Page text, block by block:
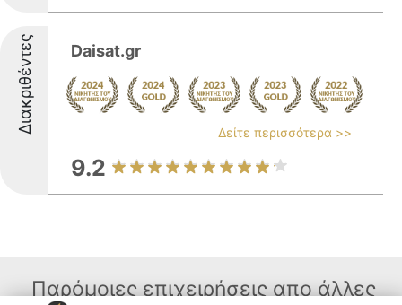
Διακριθέντες Daisat.gr
Δείτε περισσότερα >>
9.2
Παρόμοιες επιχειρήσεις απο άλλες